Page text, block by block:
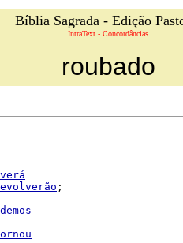
Bíblia Sagrada - Edição
IntraText - Concordâncias
roubado
;